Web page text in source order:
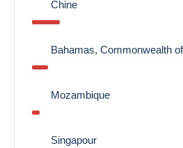
Chine
Bahamas, Commonwealth
Mozambique
Singapour